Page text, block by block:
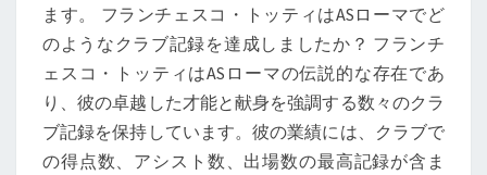
ます。 フランチェスコ・トッティはASローマでど
のようなクラブ記録を達成しましたか？ フランチ
ェスコ・トッティはASローマの伝説的な存在であ
り、彼の卓越した才能と献身を強調する数々のクラ
ブ記録を保持しています。彼の業績には、クラブで
の得点数、アシスト数、出場数の最高記録が含ま